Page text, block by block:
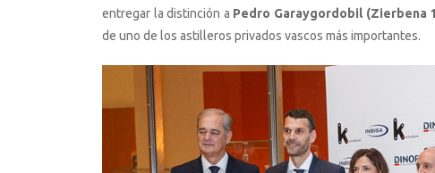
entregar la distinción a Pedro Garaygordobil (Zierbena
de uno de los astilleros privados vascos más importantes.